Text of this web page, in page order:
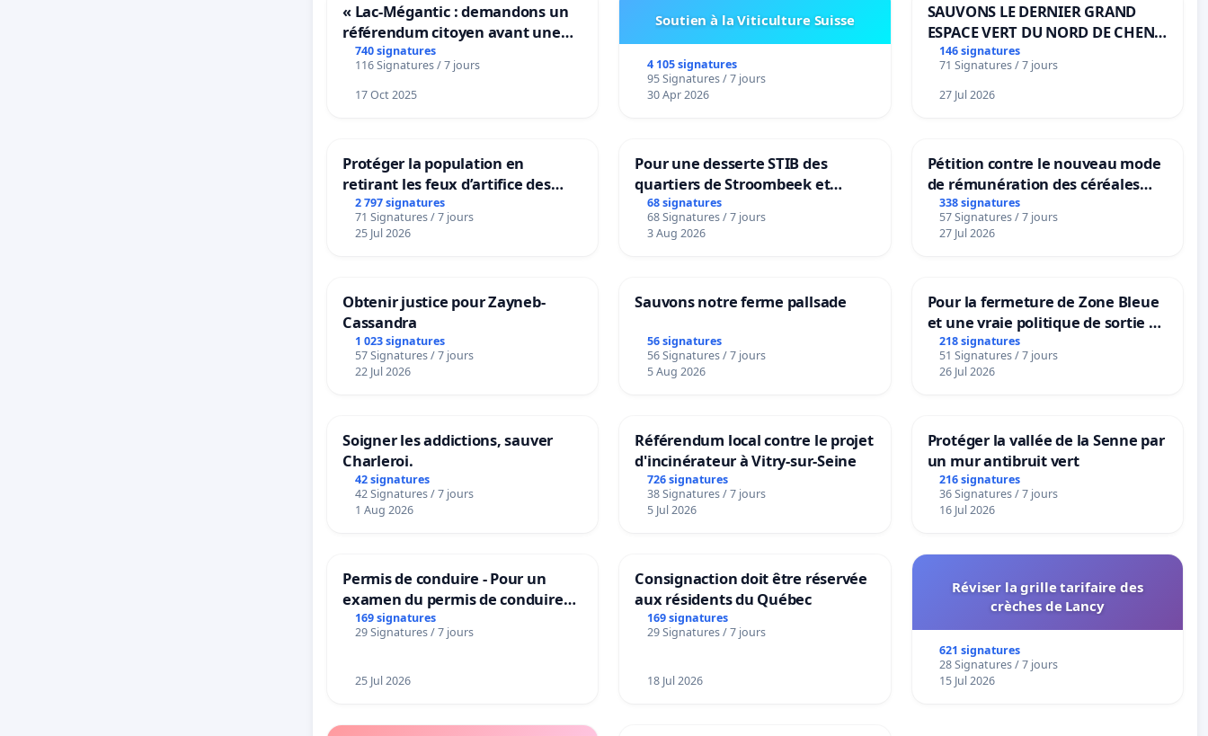
« Lac-Mégantic : demandons un
référendum citoyen avant une
transformation irréversible de
notre territoire »
740 signatures
116 Signatures / 7 jours
17 Oct 2025
Soutien à la Viticulture Suisse
4 105 signatures
95 Signatures / 7 jours
30 Apr 2026
SAUVONS LE DERNIER GRAND
ESPACE VERT DU NORD DE CHENE-
BOUGERIES
146 signatures
71 Signatures / 7 jours
27 Jul 2026
Protéger la population en
retirant les feux d’artifice des
rayons
2 797 signatures
71 Signatures / 7 jours
25 Jul 2026
Pour une desserte STIB des
quartiers de Stroombeek et
Beauval - Voor een MIVB-
bediening van de wijken
Strombeek en Het Voor
68 signatures
68 Signatures / 7 jours
3 Aug 2026
Pétition contre le nouveau mode
de rémunération des céréales
panifiables de Swiss granum basé
sur la teneur en protéines
338 signatures
57 Signatures / 7 jours
27 Jul 2026
Obtenir justice pour Zayneb-
Cassandra
1 023 signatures
57 Signatures / 7 jours
22 Jul 2026
Sauvons notre ferme pallsade
56 signatures
56 Signatures / 7 jours
5 Aug 2026
Pour la fermeture de Zone Bleue
et une vraie politique de sortie de
la dépendance
218 signatures
51 Signatures / 7 jours
26 Jul 2026
Soigner les addictions, sauver
Charleroi.
42 signatures
42 Signatures / 7 jours
1 Aug 2026
Référendum local contre le projet
d'incinérateur à Vitry-sur-Seine
726 signatures
38 Signatures / 7 jours
5 Jul 2026
Protéger la vallée de la Senne par
un mur antibruit vert
216 signatures
36 Signatures / 7 jours
16 Jul 2026
Permis de conduire - Pour un
examen du permis de conduire
accessible dans plusieurs langues
à Bruxelles
169 signatures
29 Signatures / 7 jours
25 Jul 2026
Consignaction doit être réservée
aux résidents du Québec
169 signatures
29 Signatures / 7 jours
18 Jul 2026
Réviser la grille tarifaire des
crèches de Lancy
621 signatures
28 Signatures / 7 jours
15 Jul 2026